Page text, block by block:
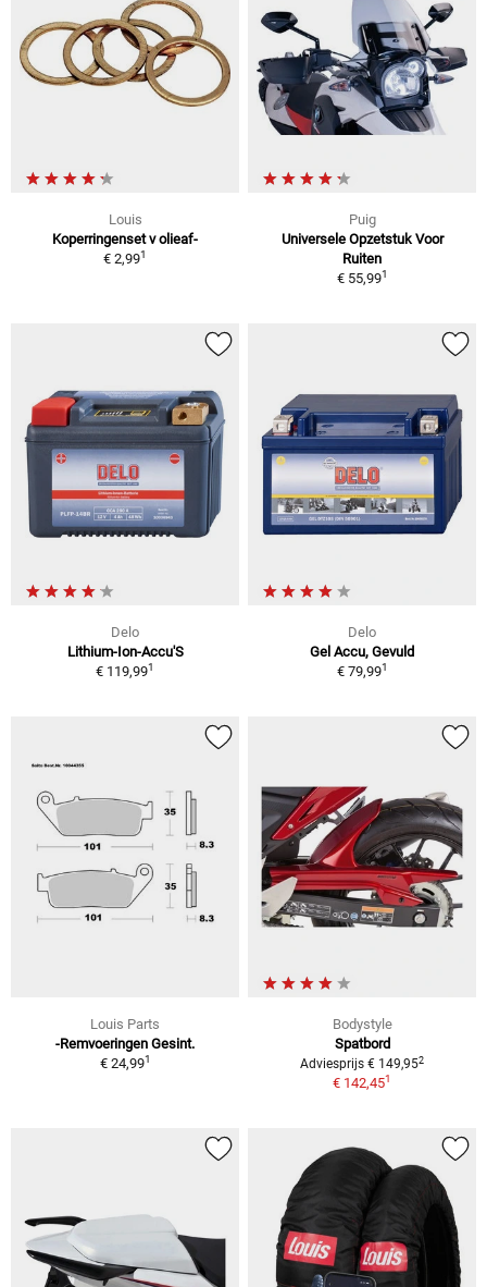
Louis
Koperringenset v olieaf-
€ 2,991
Puig
Universele Opzetstuk Voor
Ruiten
€ 55,991
Delo
Lithium-Ion-Accu'S
€ 119,991
Delo
Gel Accu, Gevuld
€ 79,991
Louis Parts
-Remvoeringen Gesint.
€ 24,991
Bodystyle
Spatbord
Adviesprijs € 149,952
€ 142,451